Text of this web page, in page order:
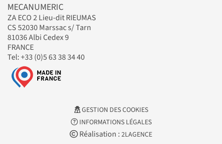
MECANUMERIC
ZA ECO 2 Lieu-dit RIEUMAS
CS 52030 Marssac s/ Tarn
81036 Albi Cedex 9
FRANCE
Tel: +33 (0)5 63 38 34 40
GESTION DES COOKIES
INFORMATIONS LÉGALES
Réalisation : 2LAGENCE